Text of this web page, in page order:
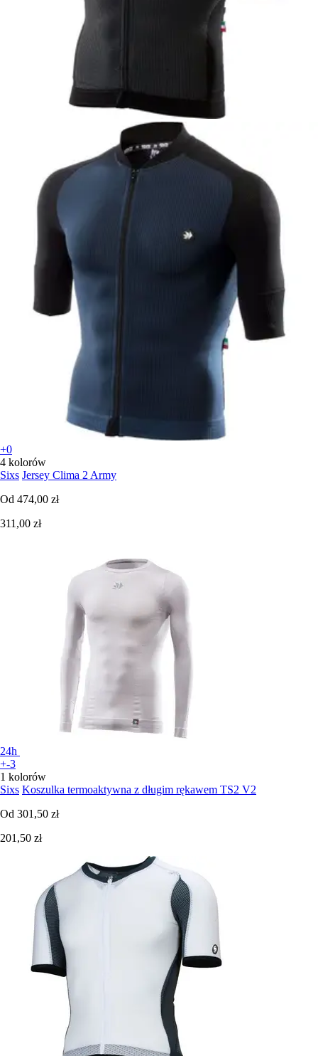
+0
4 kolorów
Sixs Jersey Clima 2 Army
Od 474,00 zł
311,00 zł
24h
+-3
1 kolorów
Sixs Koszulka termoaktywna z długim rękawem TS2 V2
Od 301,50 zł
201,50 zł